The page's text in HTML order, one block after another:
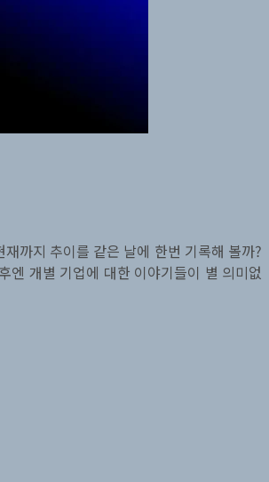
까지 추이를 같은 날에 한번 기록해 볼까?
엔 개별 기업에 대한 이야기들이 별 의미없